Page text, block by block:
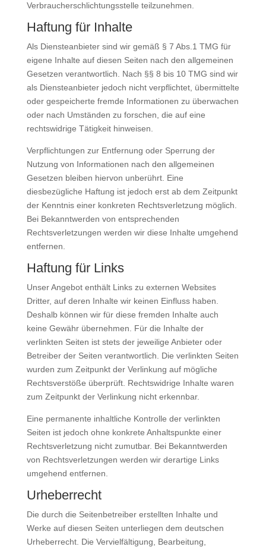
Verbraucherschlichtungsstelle teilzunehmen.
Haftung für Inhalte
Als Diensteanbieter sind wir gemäß § 7 Abs.1 TMG für
eigene Inhalte auf diesen Seiten nach den allgemeinen
Gesetzen verantwortlich. Nach §§ 8 bis 10 TMG sind wir
als Diensteanbieter jedoch nicht verpflichtet, übermittelte
oder gespeicherte fremde Informationen zu überwachen
oder nach Umständen zu forschen, die auf eine
rechtswidrige Tätigkeit hinweisen.
Verpflichtungen zur Entfernung oder Sperrung der
Nutzung von Informationen nach den allgemeinen
Gesetzen bleiben hiervon unberührt. Eine
diesbezügliche Haftung ist jedoch erst ab dem Zeitpunkt
der Kenntnis einer konkreten Rechtsverletzung möglich.
Bei Bekanntwerden von entsprechenden
Rechtsverletzungen werden wir diese Inhalte umgehend
entfernen.
Haftung für Links
Unser Angebot enthält Links zu externen Websites
Dritter, auf deren Inhalte wir keinen Einfluss haben.
Deshalb können wir für diese fremden Inhalte auch
keine Gewähr übernehmen. Für die Inhalte der
verlinkten Seiten ist stets der jeweilige Anbieter oder
Betreiber der Seiten verantwortlich. Die verlinkten Seiten
wurden zum Zeitpunkt der Verlinkung auf mögliche
Rechtsverstöße überprüft. Rechtswidrige Inhalte waren
zum Zeitpunkt der Verlinkung nicht erkennbar.
Eine permanente inhaltliche Kontrolle der verlinkten
Seiten ist jedoch ohne konkrete Anhaltspunkte einer
Rechtsverletzung nicht zumutbar. Bei Bekanntwerden
von Rechtsverletzungen werden wir derartige Links
umgehend entfernen.
Urheberrecht
Die durch die Seitenbetreiber erstellten Inhalte und
Werke auf diesen Seiten unterliegen dem deutschen
Urheberrecht. Die Vervielfältigung, Bearbeitung,